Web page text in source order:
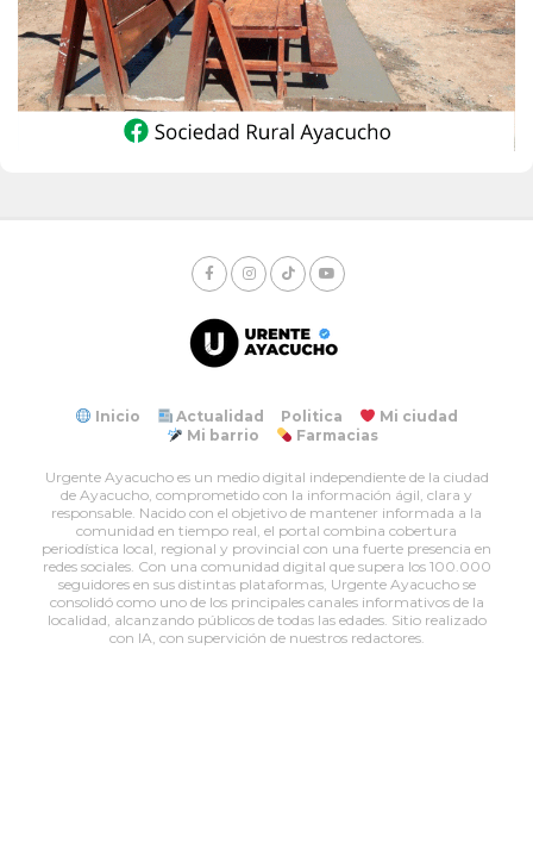
Inicio Actualidad Politica
Mi ciudad
Mi barrio
Farmacias
Urgente Ayacucho es un medio digital independiente de la ciudad
de Ayacucho, comprometido con la información ágil, clara y
responsable. Nacido con el objetivo de mantener informada a la
comunidad en tiempo real, el portal combina cobertura
periodística local, regional y provincial con una fuerte presencia en
redes sociales. Con una comunidad digital que supera los 100.000
seguidores en sus distintas plataformas, Urgente Ayacucho se
consolidó como uno de los principales canales informativos de la
localidad, alcanzando públicos de todas las edades. Sitio realizado
con IA, con supervición de nuestros redactores.